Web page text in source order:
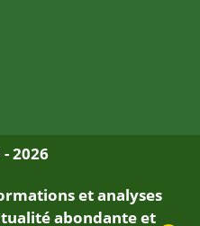
2026
et analyses
abondante et